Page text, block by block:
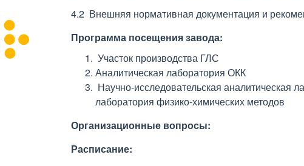
4.2 Внешняя нормативная документация и
Программа посещения завода:
Участок производства ГЛС
Аналитическая лаборатория ОКК
Научно-исследовательская аналитическая
лаборатория физико-химических методов
Организационные вопросы:
Расписание: